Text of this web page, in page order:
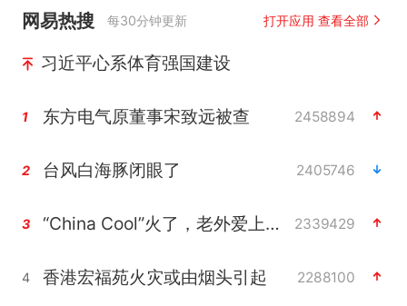
网易热搜 每30分钟更新 打开应用 查看全部
习近平心系体育强国建设
1 东方电气原董事宋致远被查 2458894
2 台风白海豚闭眼了 2405746
3 “China Cool”火了，老外爱上中国避暑游 2339429
4 香港宏福苑火灾或由烟头引起 2288100